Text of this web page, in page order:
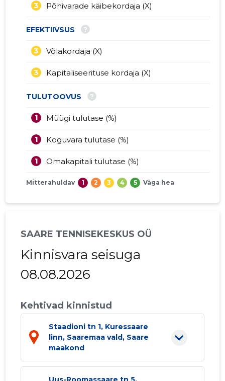
Põhivarade käibekordaja (X)
3
EFEKTIIVSUS ?
Võlakordaja (X)
3
Kapitaliseerituse kordaja (X)
3
TULUTOOVUS ?
Müügi tulutase (%)
1
Koguvara tulutase (%)
1
Omakapitali tulutase (%)
1
Mitterahuldav 1 2 3 4 5 Väga hea
SAARE TENNISEKESKUS OÜ
Kinnisvara seisuga
08.08.2026
Kehtivad kinnistud
Staadioni tn 1, Kuressaare
linn, Saaremaa vald, Saare
maakond